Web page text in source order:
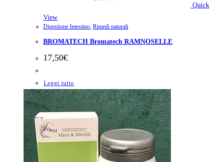
Quick
View
Digestione Intestino, Rimedi naturali
BROMATECH Bromatech RAMNOSELLE
17,50€
Leggi tutto